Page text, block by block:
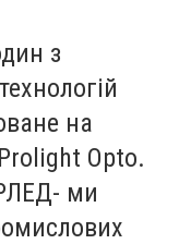
з
на
Opto.
ми